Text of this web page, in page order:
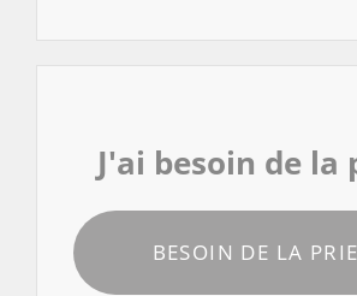
J'ai besoin de la
BESOIN DE LA